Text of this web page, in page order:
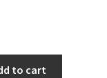
to cart